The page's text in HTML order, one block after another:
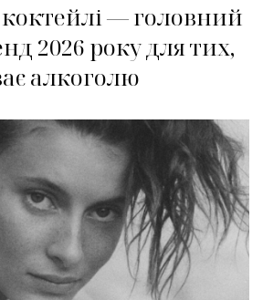
— головний
2026 року для тих,
алкоголю